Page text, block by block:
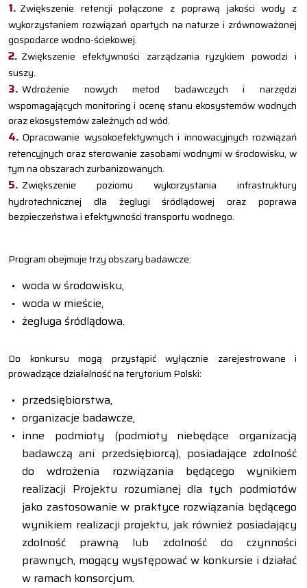
Zwiększenie retencji połączone z poprawą jakości wody z
wykorzystaniem rozwiązań opartych na naturze i zrównoważonej
gospodarce wodno-ściekowej.
Zwiększenie efektywności zarządzania ryzykiem powodzi i
suszy.
Wdrożenie nowych metod badawczych i narzędzi
wspomagających monitoring i ocenę stanu ekosystemów wodnych
oraz ekosystemów zależnych od wód.
Opracowanie wysokoefektywnych i innowacyjnych rozwiązań
retencyjnych oraz sterowanie zasobami wodnymi w środowisku, w
tym na obszarach zurbanizowanych.
Zwiększenie poziomu wykorzystania infrastruktury
hydrotechnicznej dla żeglugi śródlądowej oraz poprawa
bezpieczeństwa i efektywności transportu wodnego.
Program obejmuje trzy obszary badawcze:
woda w środowisku,
woda w mieście,
żegluga śródlądowa.
Do konkursu mogą przystąpić wyłącznie zarejestrowane i
prowadzące działalność na terytorium Polski:
przedsiębiorstwa,
organizacje badawcze,
inne podmioty (podmioty niebędące organizacją
badawczą ani przedsiębiorcą), posiadające zdolność
do wdrożenia rozwiązania będącego wynikiem
realizacji Projektu rozumianej dla tych podmiotów
jako zastosowanie w praktyce rozwiązania będącego
wynikiem realizacji projektu, jak również posiadający
zdolność prawną lub zdolność do czynności
prawnych, mogący występować w konkursie i działać
w ramach konsorcjum.